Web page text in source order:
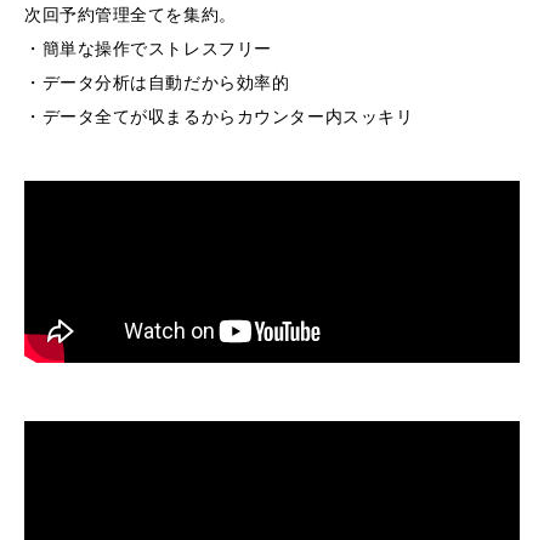
次回予約管理全てを集約。
・簡単な操作でストレスフリー
・データ分析は自動だから効率的
・データ全てが収まるからカウンター内スッキリ